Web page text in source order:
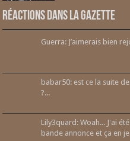
Réactions dans la gazette
Guerra: J’aimerais bien
babar50: est ce la suite
?...
Lily3quard: Woah... J'ai
bande annonce et ça en